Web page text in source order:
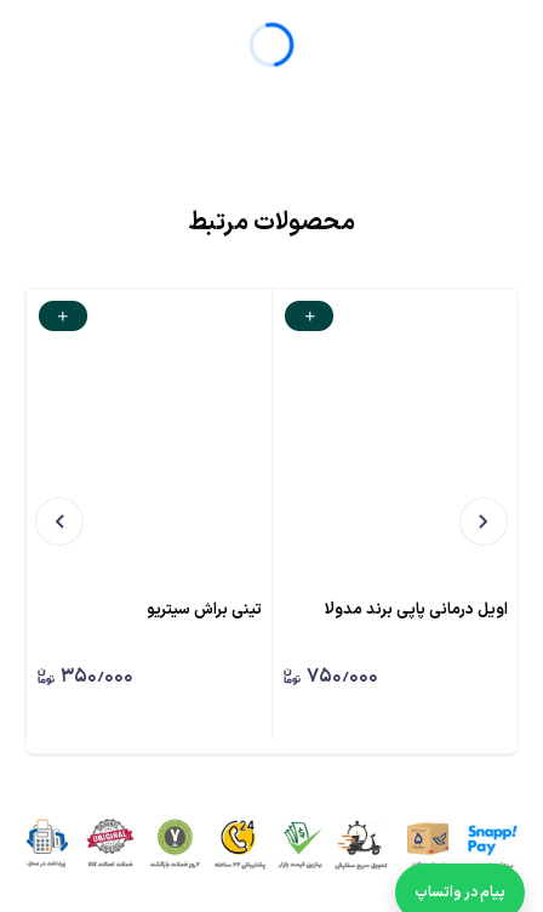
محصولات مرتبط
اویل درمانی پاپی برند مدولا
۷۵۰٫۰۰۰
تینی براش سیتریو
۳۵۰٫۰۰۰
پیام در واتساپ